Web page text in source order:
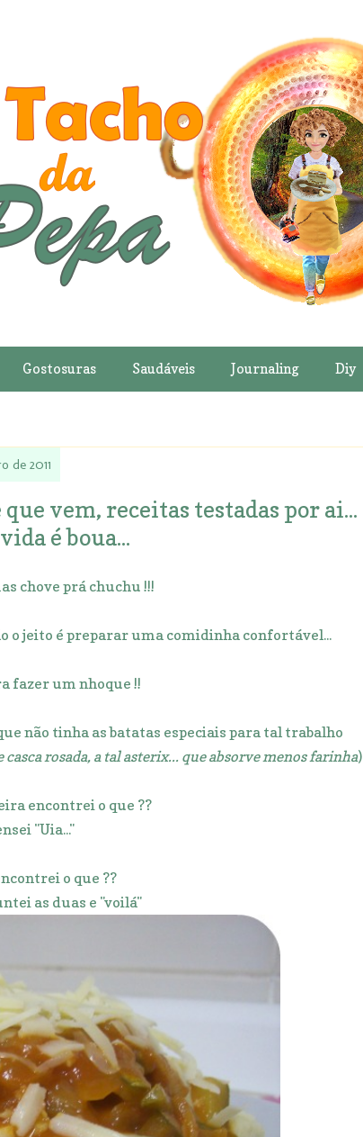
Gostosuras Saudáveis Journaling Diy
de 2011
vem, receitas testadas por ai...
é boua...
chove prá chuchu !!!
o jeito é preparar uma comidinha confortável...
fazer um nhoque !!
não tinha as batatas especiais para tal trabalho
rosada, a tal asterix... que absorve menos farinha)
encontrei o que ??
"Uia..."
o que ??
as duas e "voilá"